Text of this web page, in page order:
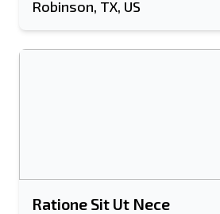
Nome completo
Robinson, TX, US
Ratione Sit Ut Nece
Enviar para um amigo